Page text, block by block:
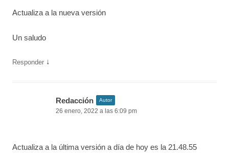
Actualiza a la nueva versión
Un saludo
Responder ↓
Redacción Autor
26 enero, 2022 a las 6:09 pm
Actualiza a la última versión a día de hoy es la 21.48.55